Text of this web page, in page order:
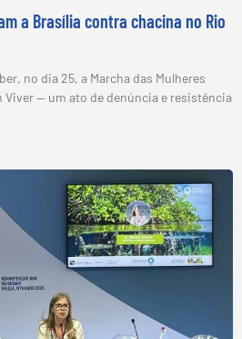
a Brasília contra chacina no Rio
no dia 25, a Marcha das Mulheres
Viver — um ato de denúncia e resistência